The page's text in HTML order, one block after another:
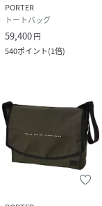
PORTER
トートバッグ
59,400円
540ポイント(1倍)